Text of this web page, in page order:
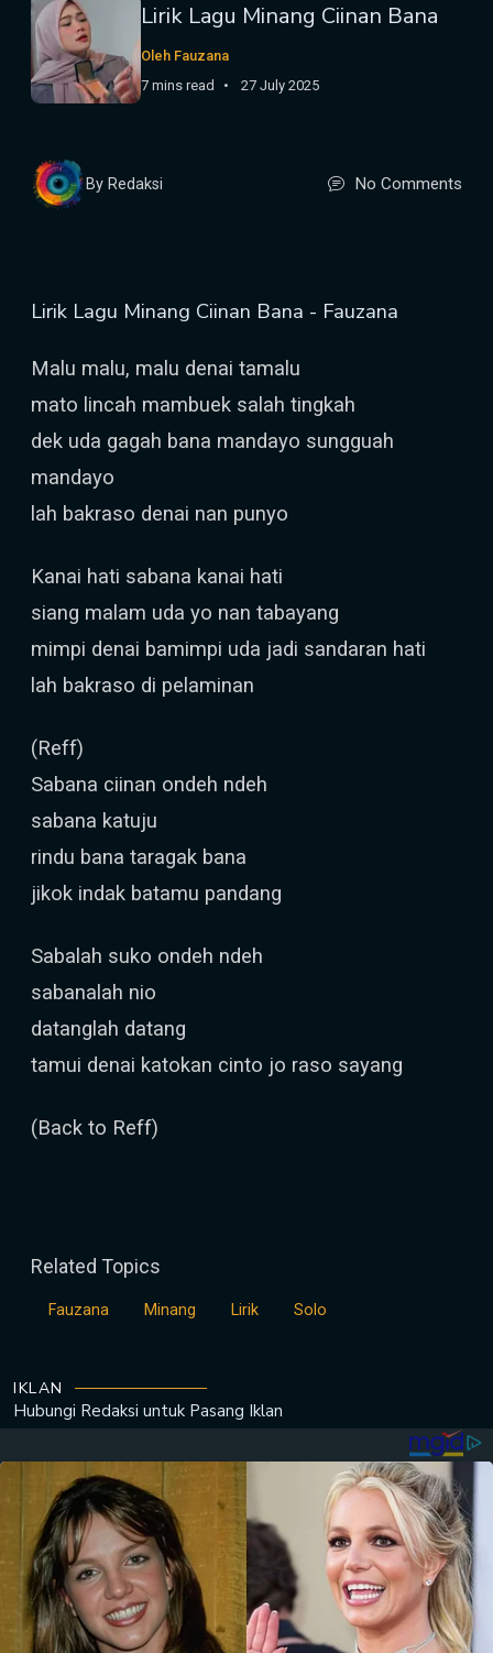
Lirik Lagu Minang Ciinan Bana
Oleh Fauzana
7 mins read
27 July 2025
By Redaksi No Comments
Lirik Lagu Minang Ciinan Bana - Fauzana
Malu malu, malu denai tamalu
mato lincah mambuek salah tingkah
dek uda gagah bana mandayo sungguah
mandayo
lah bakraso denai nan punyo
Kanai hati sabana kanai hati
siang malam uda yo nan tabayang
mimpi denai bamimpi uda jadi sandaran hati
lah bakraso di pelaminan
(Reff)
Sabana ciinan ondeh ndeh
sabana katuju
rindu bana taragak bana
jikok indak batamu pandang
Sabalah suko ondeh ndeh
sabanalah nio
datanglah datang
tamui denai katokan cinto jo raso sayang
(Back to Reff)
Related Topics
Fauzana Minang Lirik Solo
IKLAN
Hubungi Redaksi untuk Pasang Iklan